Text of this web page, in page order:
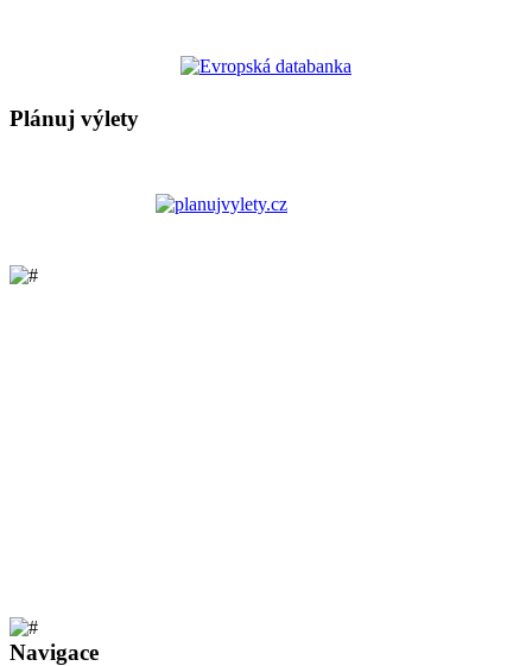
Plánuj výlety
Navigace